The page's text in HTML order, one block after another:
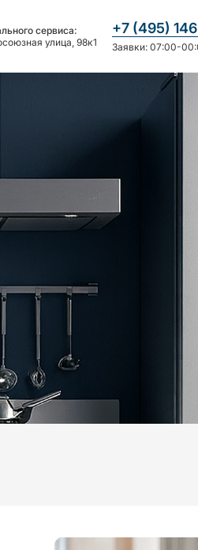
сервиса:
улица, 98к1
+7 (495)
Заявки: 07:00-